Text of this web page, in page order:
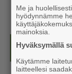
Näköislehdet
Me ja
hyödynnämme
mainoksia.
Hyväksymällä
Käytämme
laitteellesi